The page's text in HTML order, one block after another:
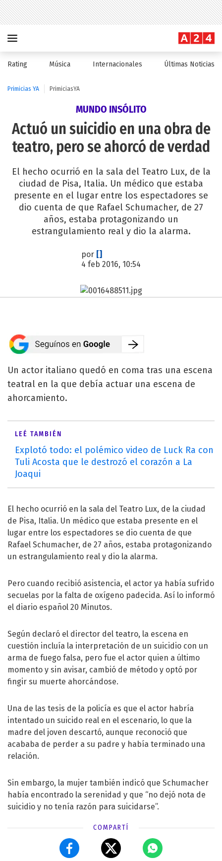
Rating Música Internacionales Últimas Noticias
Primicias YA PrimiciasYA
MUNDO INSÓLITO
Actuó un suicidio en una obra de
teatro, pero se ahorcó de verdad
El hecho ocurrió en la sala del Teatro Lux, de la
ciudad de Pisa, Italia. Un médico que estaba
presente en el lugar entre los espectadores se
dio cuenta de que Rafael Schumacher, de 27
años, estaba protagonizando un
estrangulamiento real y dio la alarma.
por []
4 feb 2016, 10:54
Un actor italiano quedó en coma tras una escena
teatral en la que debía actuar una escena de
ahorcamiento.
LEÉ TAMBIÉN
Explotó todo: el polémico video de Luck Ra con
Tuli Acosta que le destrozó el corazón a La
Joaqui
El hecho ocurrió en la sala del Teatro Lux, de la ciudad
de Pisa, Italia. Un médico que estaba presente en el
lugar entre los espectadores se dio cuenta de que
Rafael Schumacher, de 27 años, estaba protagonizando
un estrangulamiento real y dio la alarma.
Pero cuando recibió asistencia, el actor ya había sufrido
secuelas por la falta de oxígeno padecida. Así lo informó
el diario español 20 Minutos.
Según declaró el director del teatro, la escena en
cuestión incluía la interpretación de un suicidio con un
arma de fuego falsa, pero fue el actor quien a último
momento y sin avisar, cambió de método y optó por
fingir su muerte ahorcándose.
Una de las tesis de la policía es que el actor habría
intentado un suicido real en el escenario, lo que la
madre del joven descartó, aunque reconoció que
acababa de perder a su padre y había terminado una
relación.
Sin embargo, la mujer también indicó que Schumacher
había encontrado la serenidad y que “no dejó nota de
suicidio y no tenía razón para suicidarse”.
COMPARTÍ